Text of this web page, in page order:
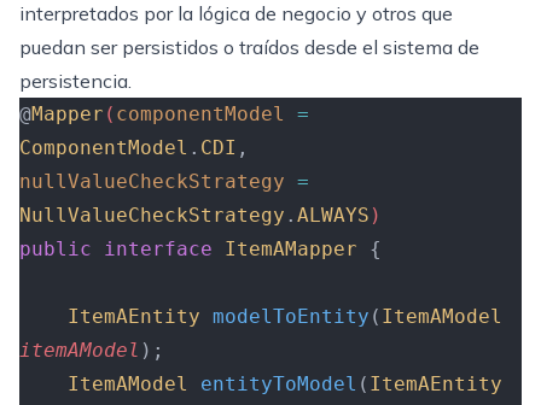
interpretados por la lógica de negocio y otros que
puedan ser persistidos o traídos desde el sistema de
persistencia.
@Mapper ( componentModel
=
ComponentModel . CDI ,
nullValueCheckStrategy =
NullValueCheckStrategy . ALWAYS )
public interface ItemAMapper {
    ItemAEntity
modelToEntity ( ItemAModel
itemAModel );
    ItemAModel
entityToModel ( ItemAEntity